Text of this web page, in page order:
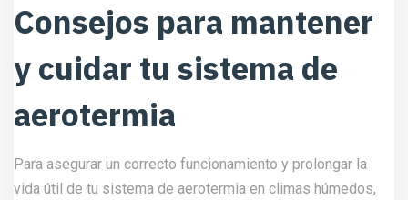
Consejos para mantener
y cuidar tu sistema de
aerotermia
Para asegurar un correcto funcionamiento y prolongar la
vida útil de tu sistema de aerotermia en climas húmedos,